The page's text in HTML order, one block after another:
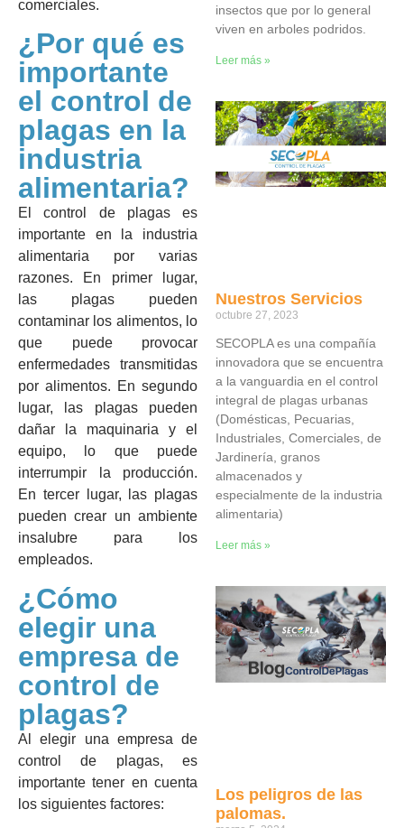
comerciales.
¿Por qué es
importante
el control de
plagas en la
industria
alimentaria?
El control de plagas es
importante en la industria
alimentaria por varias
razones. En primer lugar,
las plagas pueden
contaminar los alimentos, lo
que puede provocar
enfermedades transmitidas
por alimentos. En segundo
lugar, las plagas pueden
dañar la maquinaria y el
equipo, lo que puede
interrumpir la producción.
En tercer lugar, las plagas
pueden crear un ambiente
insalubre para los
empleados.
¿Cómo
elegir una
empresa de
control de
plagas?
Al elegir una empresa de
control de plagas, es
importante tener en cuenta
los siguientes factores:
insectos que por lo general
viven en arboles podridos.
Leer más »
Nuestros Servicios
octubre 27, 2023
SECOPLA es una compañía
innovadora que se encuentra
a la vanguardia en el control
integral de plagas urbanas
(Domésticas, Pecuarias,
Industriales, Comerciales, de
Jardinería, granos
almacenados y
especialmente de la industria
alimentaria)
Leer más »
Los peligros de las
palomas.